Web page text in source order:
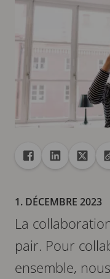
Partager
Partager dans
Partager
1. DÉCEMBRE 2023
La
pair. Pour
ensemble,